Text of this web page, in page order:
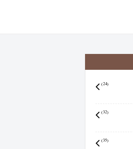
(24)
(32)
(35)